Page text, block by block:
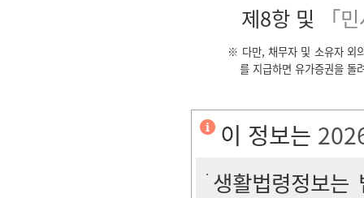
제8항 및
「
※ 다만, 채무자 및 소유자 외
를 지급하면 유가증권을 돌
이 정보는
생활법령정보